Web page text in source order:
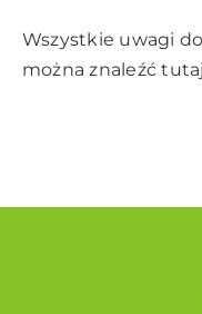
Wszystkie uwagi
można znaleźćtutaj